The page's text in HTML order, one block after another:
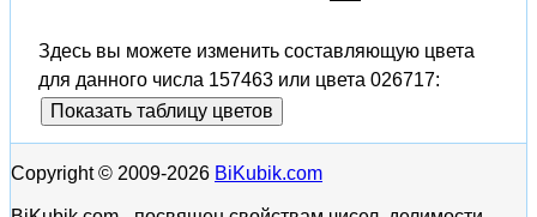
Здесь вы можете изменить составляющую цвета
для данного числа 157463 или цвета 026717:
Показать таблицу цветов
Copyright © 2009-2026 BiKubik.com